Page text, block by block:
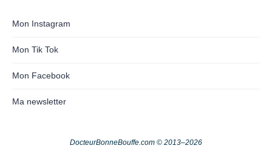
Mon Instagram
Mon Tik Tok
Mon Facebook
Ma newsletter
DocteurBonneBouffe.com © 2013–2026